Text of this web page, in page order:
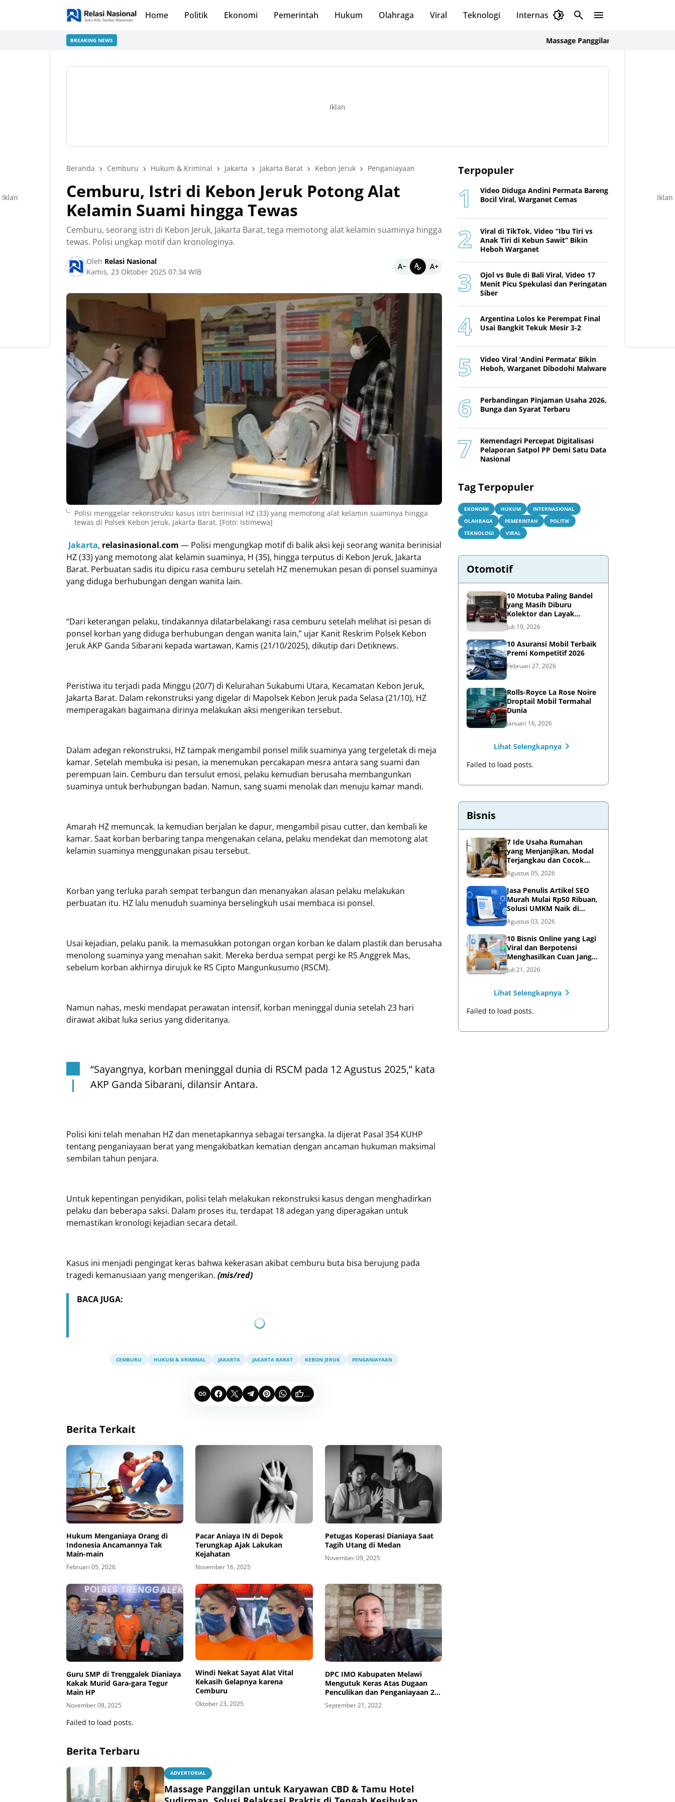
Home Politik Ekonomi Pemerintah Hukum Olahraga Viral Teknologi Internasional
BREAKING NEWS Massage Panggilan untuk Karyawan CBD &
Iklan
Beranda Cemburu Hukum & Kriminal Jakarta Jakarta Barat Kebon Jeruk Penganiayaan
Cemburu, Istri di Kebon Jeruk Potong Alat
Kelamin Suami hingga Tewas
Cemburu, seorang istri di Kebon Jeruk, Jakarta Barat, tega memotong alat kelamin suaminya hingga
tewas. Polisi ungkap motif dan kronologinya.
Oleh Relasi Nasional
Kamis, 23 Oktober 2025 07:34 WIB
Polisi menggelar rekonstruksi kasus istri berinisial HZ (33) yang memotong alat kelamin suaminya hingga
tewas di Polsek Kebon Jeruk, Jakarta Barat. [Foto: Istimewa]
Jakarta, relasinasional.com — Polisi mengungkap motif di balik aksi keji seorang wanita berinisial
HZ (33) yang memotong alat kelamin suaminya, H (35), hingga terputus di Kebon Jeruk, Jakarta
Barat. Perbuatan sadis itu dipicu rasa cemburu setelah HZ menemukan pesan di ponsel suaminya
yang diduga berhubungan dengan wanita lain.
“Dari keterangan pelaku, tindakannya dilatarbelakangi rasa cemburu setelah melihat isi pesan di
ponsel korban yang diduga berhubungan dengan wanita lain,” ujar Kanit Reskrim Polsek Kebon
Jeruk AKP Ganda Sibarani kepada wartawan, Kamis (21/10/2025), dikutip dari Detiknews.
Peristiwa itu terjadi pada Minggu (20/7) di Kelurahan Sukabumi Utara, Kecamatan Kebon Jeruk,
Jakarta Barat. Dalam rekonstruksi yang digelar di Mapolsek Kebon Jeruk pada Selasa (21/10), HZ
memperagakan bagaimana dirinya melakukan aksi mengerikan tersebut.
Dalam adegan rekonstruksi, HZ tampak mengambil ponsel milik suaminya yang tergeletak di meja
kamar. Setelah membuka isi pesan, ia menemukan percakapan mesra antara sang suami dan
perempuan lain. Cemburu dan tersulut emosi, pelaku kemudian berusaha membangunkan
suaminya untuk berhubungan badan. Namun, sang suami menolak dan menuju kamar mandi.
Amarah HZ memuncak. Ia kemudian berjalan ke dapur, mengambil pisau cutter, dan kembali ke
kamar. Saat korban berbaring tanpa mengenakan celana, pelaku mendekat dan memotong alat
kelamin suaminya menggunakan pisau tersebut.
Korban yang terluka parah sempat terbangun dan menanyakan alasan pelaku melakukan
perbuatan itu. HZ lalu menuduh suaminya berselingkuh usai membaca isi ponsel.
Usai kejadian, pelaku panik. Ia memasukkan potongan organ korban ke dalam plastik dan berusaha
menolong suaminya yang menahan sakit. Mereka berdua sempat pergi ke RS Anggrek Mas,
sebelum korban akhirnya dirujuk ke RS Cipto Mangunkusumo (RSCM).
Namun nahas, meski mendapat perawatan intensif, korban meninggal dunia setelah 23 hari
dirawat akibat luka serius yang dideritanya.
“Sayangnya, korban meninggal dunia di RSCM pada 12 Agustus 2025,” kata
AKP Ganda Sibarani, dilansir Antara.
Polisi kini telah menahan HZ dan menetapkannya sebagai tersangka. Ia dijerat Pasal 354 KUHP
tentang penganiayaan berat yang mengakibatkan kematian dengan ancaman hukuman maksimal
sembilan tahun penjara.
Untuk kepentingan penyidikan, polisi telah melakukan rekonstruksi kasus dengan menghadirkan
pelaku dan beberapa saksi. Dalam proses itu, terdapat 18 adegan yang diperagakan untuk
memastikan kronologi kejadian secara detail.
Kasus ini menjadi pengingat keras bahwa kekerasan akibat cemburu buta bisa berujung pada
tragedi kemanusiaan yang mengerikan. (mis/red)
BACA JUGA:
CEMBURU HUKUM & KRIMINAL JAKARTA JAKARTA BARAT KEBON JERUK PENGANIAYAAN
...
Berita Terkait
Hukum Menganiaya Orang di
Indonesia Ancamannya Tak
Main-main
Februari 05, 2026
Pacar Aniaya IN di Depok
Terungkap Ajak Lakukan
Kejahatan
November 16, 2025
Petugas Koperasi Dianiaya Saat
Tagih Utang di Medan
November 09, 2025
Guru SMP di Trenggalek Dianiaya
Kakak Murid Gara-gara Tegur
Main HP
November 08, 2025
Windi Nekat Sayat Alat Vital
Kekasih Gelapnya karena
Cemburu
Oktober 23, 2025
DPC IMO Kabupaten Melawi
Mengutuk Keras Atas Dugaan
Penculikan dan Penganiayaan 2
Orang Wartawan Karawang
September 21, 2022
Failed to load posts.
Berita Terbaru
ADVERTORIAL
Massage Panggilan untuk Karyawan CBD & Tamu Hotel
Terpopuler
Video Diduga Andini Permata Bareng
Bocil Viral, Warganet Cemas
Viral di TikTok, Video “Ibu Tiri vs
Anak Tiri di Kebun Sawit” Bikin
Heboh Warganet
Ojol vs Bule di Bali Viral, Video 17
Menit Picu Spekulasi dan Peringatan
Siber
Argentina Lolos ke Perempat Final
Usai Bangkit Tekuk Mesir 3-2
Video Viral ‘Andini Permata’ Bikin
Heboh, Warganet Dibodohi Malware
Perbandingan Pinjaman Usaha 2026,
Bunga dan Syarat Terbaru
Kemendagri Percepat Digitalisasi
Pelaporan Satpol PP Demi Satu Data
Nasional
Tag Terpopuler
EKONOMI HUKUM
INTERNASIONAL
OLAHRAGA
PEMERINTAH
POLITIK
TEKNOLOGI
VIRAL
Otomotif
10 Motuba Paling Bandel
yang Masih Diburu
Kolektor dan Layak
Dipakai Harian
Juli 19, 2026
10 Asuransi Mobil Terbaik
Premi Kompetitif 2026
Februari 27, 2026
Rolls-Royce La Rose Noire
Droptail Mobil Termahal
Dunia
Januari 16, 2026
Lihat Selengkapnya
Failed to load posts.
Bisnis
7 Ide Usaha Rumahan
yang Menjanjikan, Modal
Terjangkau dan Cocok
untuk Pemula
Agustus 05, 2026
Jasa Penulis Artikel SEO
Murah Mulai Rp50 Ribuan,
Solusi UMKM Naik di
Google
Agustus 03, 2026
10 Bisnis Online yang Lagi
Viral dan Berpotensi
Menghasilkan Cuan Jangka
Panjang
Juli 21, 2026
Lihat Selengkapnya
Failed to load posts.
Iklan Iklan